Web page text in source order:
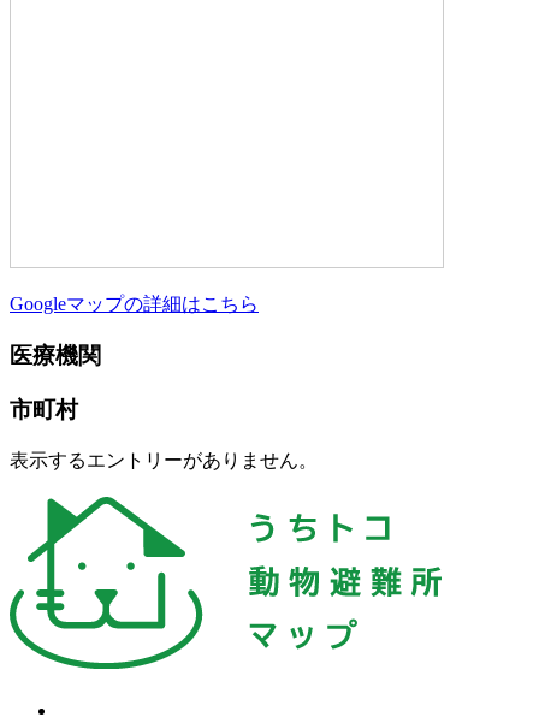
Googleマップの詳細はこちら
医療機関
市町村
表示するエントリーがありません。